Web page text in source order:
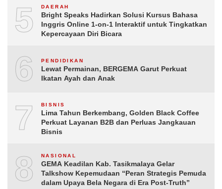
5 DAERAH
Bright Speaks Hadirkan Solusi Kursus Bahasa
Inggris Online 1-on-1 Interaktif untuk Tingkatkan
Kepercayaan Diri Bicara
6 PENDIDIKAN
Lewat Permainan, BERGEMA Garut Perkuat
Ikatan Ayah dan Anak
7 BISNIS
Lima Tahun Berkembang, Golden Black Coffee
Perkuat Layanan B2B dan Perluas Jangkauan
Bisnis
8 NASIONAL
GEMA Keadilan Kab. Tasikmalaya Gelar
Talkshow Kepemudaan “Peran Strategis Pemuda
dalam Upaya Bela Negara di Era Post-Truth”